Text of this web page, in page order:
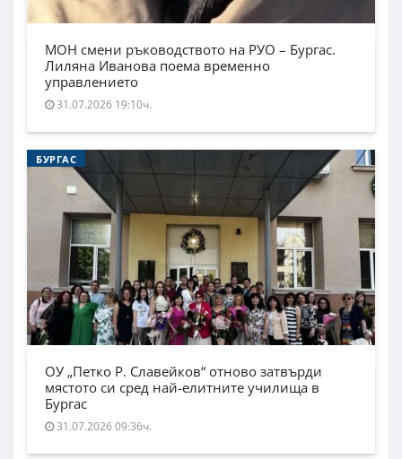
МОН смени ръководството на РУО – Бургас.
Лиляна Иванова поема временно
управлението
31.07.2026 19:10ч.
БУРГАС
ОУ „Петко Р. Славейков“ отново затвърди
мястото си сред най-елитните училища в
Бургас
31.07.2026 09:36ч.